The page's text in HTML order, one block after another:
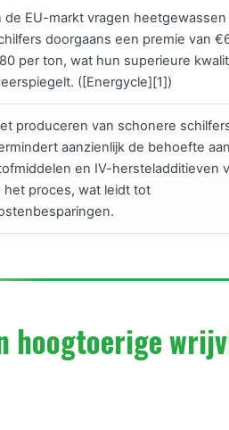
de EU-markt vragen heetgewassen
doorgaans een premie van
per ton, wat hun superieure
([Energycle][1])
produceren van schonere
aanzienlijk de behoefte
en IV-hersteladditieven
het proces, wat leidt tot
hoogtoerige